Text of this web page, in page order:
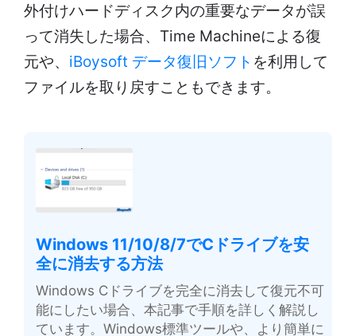
外付けハードディスク内の重要なデータが誤
って消失した場合、Time Machineによる復
元や、 iBoysoft データ復旧ソフト を利用して
ファイルを取り戻すこともできます。
Windows 11/10/8/7でCドライブを安
全に消去する方法
Windows Cドライブを完全に消去して復元不可
能にしたい場合、本記事で手順を詳しく解説し
ています。Windows標準ツールや、より簡単に